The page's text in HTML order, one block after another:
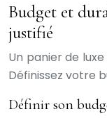
Budget et
justifié
Un panier de
Définissez votre
Définir son